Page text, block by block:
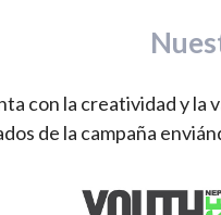
con la creatividad y
de la campaña